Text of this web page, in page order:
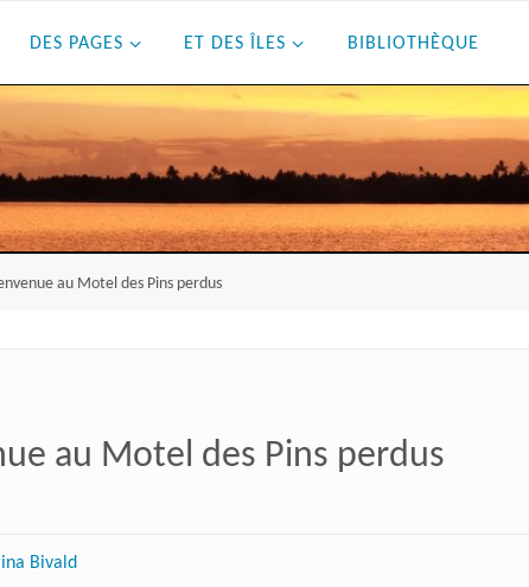
DES PAGES ET DES ÎLES BIBLIOTHÈQUE
au Motel des Pins perdus
au Motel des Pins perdus
Bivald